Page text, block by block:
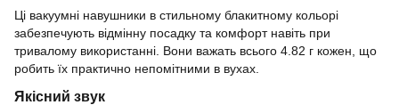
Ці вакуумні навушники в стильному блакитному кольорі
забезпечують відмінну посадку та комфорт навіть при
тривалому використанні. Вони важать всього 4.82 г кожен, що
робить їх практично непомітними в вухах.
Якісний звук